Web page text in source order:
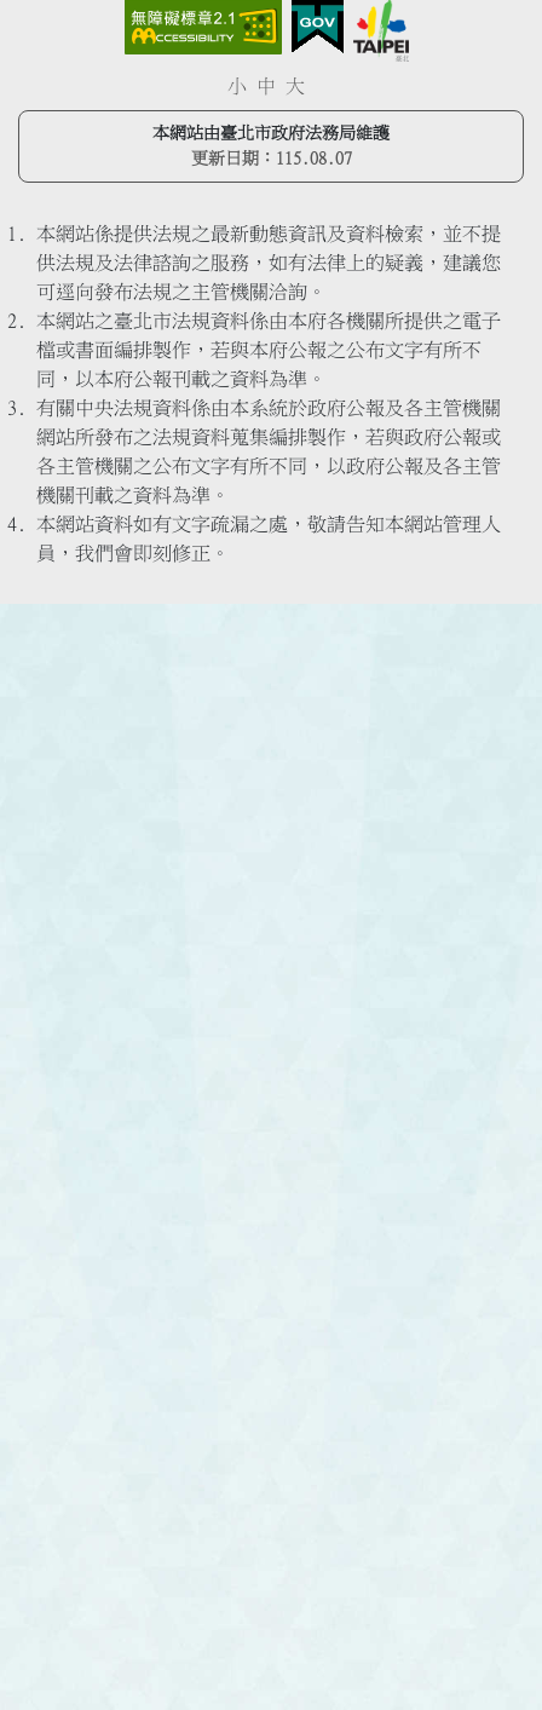
小 中 大
本網站由臺北市政府法務局維護
更新日期： 115.08.07
本網站係提供法規之最新動態資訊及資料檢索，並不提
供法規及法律諮詢之服務，如有法律上的疑義，建議您
可逕向發布法規之主管機關洽詢。
本網站之臺北市法規資料係由本府各機關所提供之電子
檔或書面編排製作，若與本府公報之公布文字有所不
同，以本府公報刊載之資料為準。
有關中央法規資料係由本系統於政府公報及各主管機關
網站所發布之法規資料蒐集編排製作，若與政府公報或
各主管機關之公布文字有所不同，以政府公報及各主管
機關刊載之資料為準。
本網站資料如有文字疏漏之處，敬請告知本網站管理人
員，我們會即刻修正。